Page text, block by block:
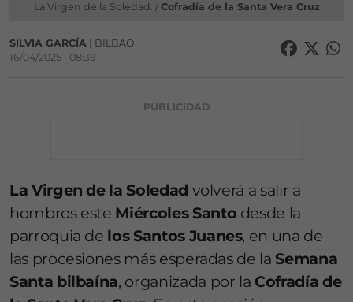
La Virgen de la Soledad. / Cofradía de la Santa Vera Cruz
SILVIA GARCÍA | BILBAO
16/04/2025 • 08:39
PUBLICIDAD
La Virgen de la Soledad volverá a salir a
hombros este Miércoles Santo desde la
parroquia de los Santos Juanes, en una de
las procesiones más esperadas de laSemana
Santa bilbaína, organizada por la Cofradía de